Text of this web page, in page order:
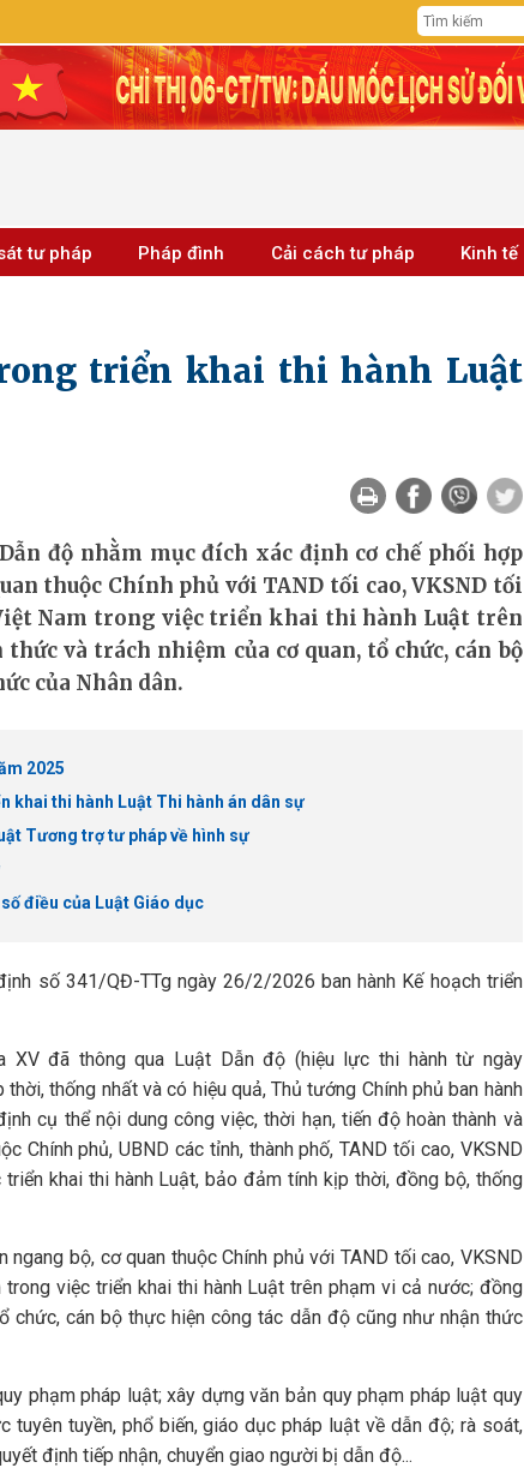
tư pháp Pháp đình Cải cách tư pháp Kinh tế
triển khai thi hành Luật
độ nhằm mục đích xác định cơ chế phối hợp
thuộc Chính phủ với TAND tối cao, VKSND tối
Nam trong việc triển khai thi hành Luật trên
và trách nhiệm của cơ quan, tổ chức, cán bộ
của Nhân dân.
2025
khai thi hành Luật Thi hành án dân sự
Tương trợ tư pháp về hình sự
điều của Luật Giáo dục
số 341/QĐ-TTg ngày 26/2/2026 ban hành Kế hoạch triển
đã thông qua Luật Dẫn độ (hiệu lực thi hành từ ngày
thống nhất và có hiệu quả, Thủ tướng Chính phủ ban hành
cụ thể nội dung công việc, thời hạn, tiến độ hoàn thành và
Chính phủ, UBND các tỉnh, thành phố, TAND tối cao, VKSND
khai thi hành Luật, bảo đảm tính kịp thời, đồng bộ, thống
bộ, cơ quan thuộc Chính phủ với TAND tối cao, VKSND
việc triển khai thi hành Luật trên phạm vi cả nước; đồng
chức, cán bộ thực hiện công tác dẫn độ cũng như nhận thức
phạm pháp luật; xây dựng văn bản quy phạm pháp luật quy
tuyền, phổ biến, giáo dục pháp luật về dẫn độ; rà soát,
định tiếp nhận, chuyển giao người bị dẫn độ...